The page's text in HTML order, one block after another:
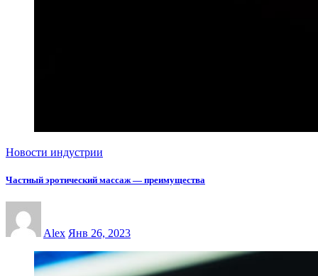
Новости индустрии
Частный эротический массаж — преимущества
Alex Янв 26, 2023